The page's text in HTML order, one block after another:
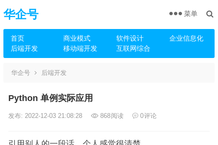
华企号
首页 商业模式 软件设计
企业信息化
后端开发
移动端开发 互联网综合
菜单
华企号 后端开发
Python 单例实际应用
发布: 2022-12-03 21:08:28 868阅读 0评论